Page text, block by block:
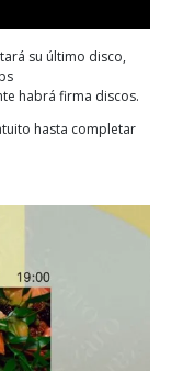
su último disco,
habrá firma discos.
hasta completar